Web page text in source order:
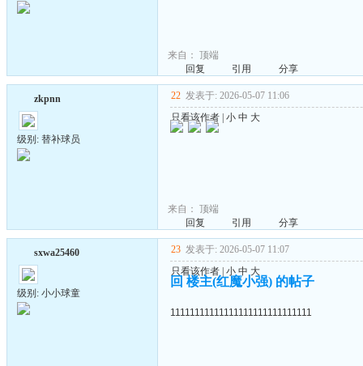
来自： 顶端
回复
引用 分享
zkpnn
级别: 替补球员
22 发表于: 2026-05-07 11:06
只看该作者 小 中 大
来自： 顶端
回复
引用 分享
sxwa25460
级别: 小小球童
23 发表于: 2026-05-07 11:07
只看该作者 小 中 大
回 楼主(红魔小强) 的帖子
11111111111111111111111111111